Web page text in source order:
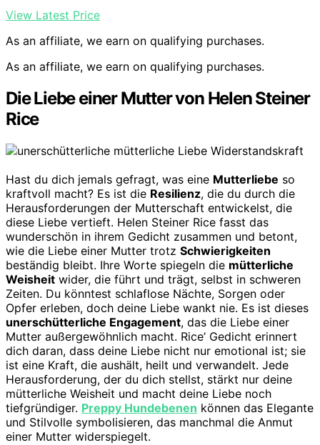
View Latest Price
As an affiliate, we earn on qualifying purchases.
As an affiliate, we earn on qualifying purchases.
Die Liebe einer Mutter von Helen Steiner
Rice
Hast du dich jemals gefragt, was eine Mutterliebe so
kraftvoll macht? Es ist die Resilienz, die du durch die
Herausforderungen der Mutterschaft entwickelst, die
diese Liebe vertieft. Helen Steiner Rice fasst das
wunderschön in ihrem Gedicht zusammen und betont,
wie die Liebe einer Mutter trotz Schwierigkeiten
beständig bleibt. Ihre Worte spiegeln die mütterliche
Weisheit wider, die führt und trägt, selbst in schweren
Zeiten. Du könntest schlaflose Nächte, Sorgen oder
Opfer erleben, doch deine Liebe wankt nie. Es ist dieses
unerschütterliche Engagement, das die Liebe einer
Mutter außergewöhnlich macht. Rice’ Gedicht erinnert
dich daran, dass deine Liebe nicht nur emotional ist; sie
ist eine Kraft, die aushält, heilt und verwandelt. Jede
Herausforderung, der du dich stellst, stärkt nur deine
mütterliche Weisheit und macht deine Liebe noch
tiefgründiger. Preppy Hundebenen können das Elegante
und Stilvolle symbolisieren, das manchmal die Anmut
einer Mutter widerspiegelt.